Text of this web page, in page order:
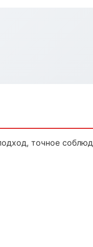
точное